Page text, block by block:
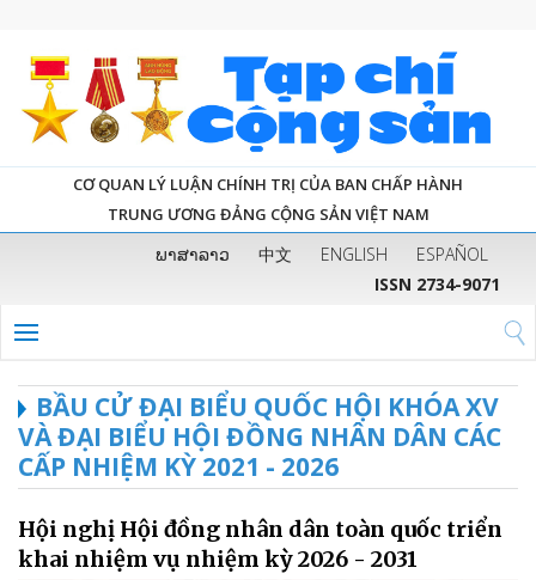
CƠ QUAN LÝ LUẬN CHÍNH TRỊ CỦA BAN CHẤP HÀNH
TRUNG ƯƠNG ĐẢNG CỘNG SẢN VIỆT NAM
ພາສາລາວ 中文 ENGLISH
ESPAÑOL
ISSN 2734-9071
BẦU CỬ ĐẠI BIỂU QUỐC HỘI KHÓA XV
VÀ ĐẠI BIỂU HỘI ĐỒNG NHÂN DÂN CÁC
CẤP NHIỆM KỲ 2021 - 2026
Hội nghị Hội đồng nhân dân toàn quốc triển
khai nhiệm vụ nhiệm kỳ 2026 - 2031